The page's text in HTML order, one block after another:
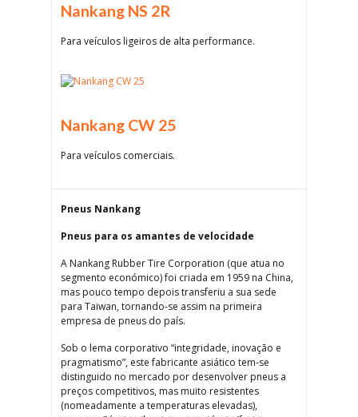
Nankang NS 2R
Para veículos ligeiros de alta performance.
Nankang CW 25
Para veículos comerciais.
Pneus Nankang
Pneus para os amantes de velocidade
A Nankang Rubber Tire Corporation (que atua no
segmento económico) foi criada em 1959 na China,
mas pouco tempo depois transferiu a sua sede
para Taiwan, tornando-se assim na primeira
empresa de pneus do país.
Sob o lema corporativo “integridade, inovação e
pragmatismo”, este fabricante asiático tem-se
distinguido no mercado por desenvolver pneus a
preços competitivos, mas muito resistentes
(nomeadamente a temperaturas elevadas),